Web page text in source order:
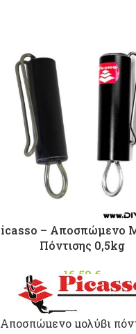
– Αποσπώμενο
Πόντισης 0,5kg
16,50 €
Aποσπώμενο μολύβι